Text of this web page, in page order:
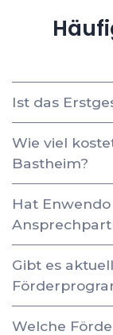
Ist das
Wie viel
Bastheim?
Hat
Gibt es
Welche